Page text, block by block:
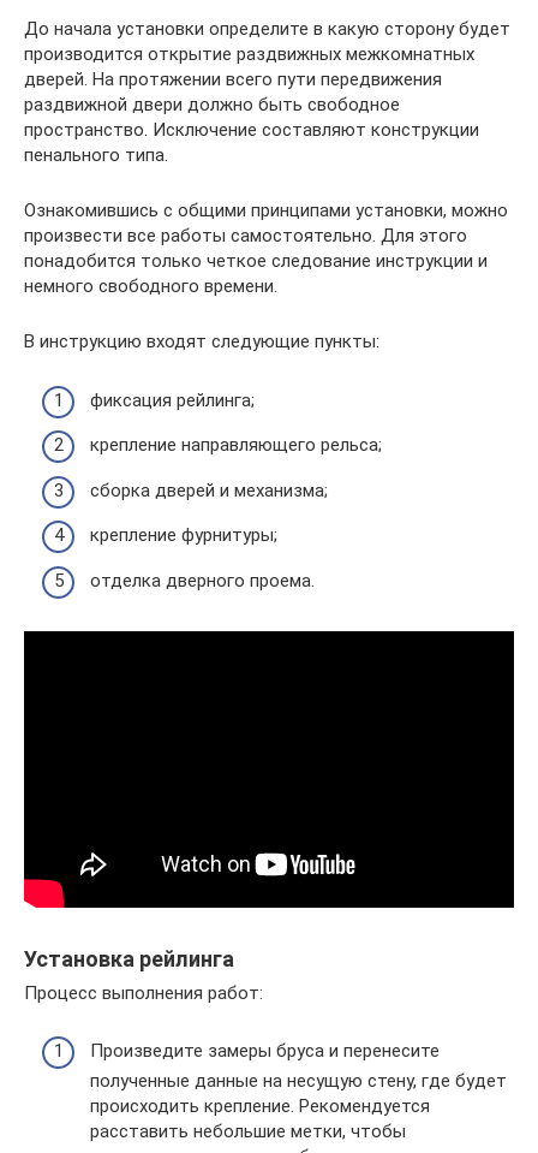
До начала установки определите в какую сторону будет
производится открытие раздвижных межкомнатных
дверей. На протяжении всего пути передвижения
раздвижной двери должно быть свободное
пространство. Исключение составляют конструкции
пенального типа.
Ознакомившись с общими принципами установки, можно
произвести все работы самостоятельно. Для этого
понадобится только четкое следование инструкции и
немного свободного времени.
В инструкцию входят следующие пункты:
фиксация рейлинга;
крепление направляющего рельса;
сборка дверей и механизма;
крепление фурнитуры;
отделка дверного проема.
Установка рейлинга
Процесс выполнения работ:
Произведите замеры бруса и перенесите
полученные данные на несущую стену, где будет
происходить крепление. Рекомендуется
расставить небольшие метки, чтобы